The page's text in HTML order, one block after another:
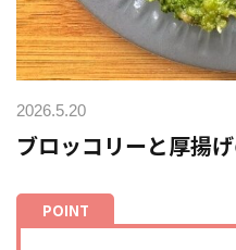
2026.5.20
ブロッコリーと厚揚